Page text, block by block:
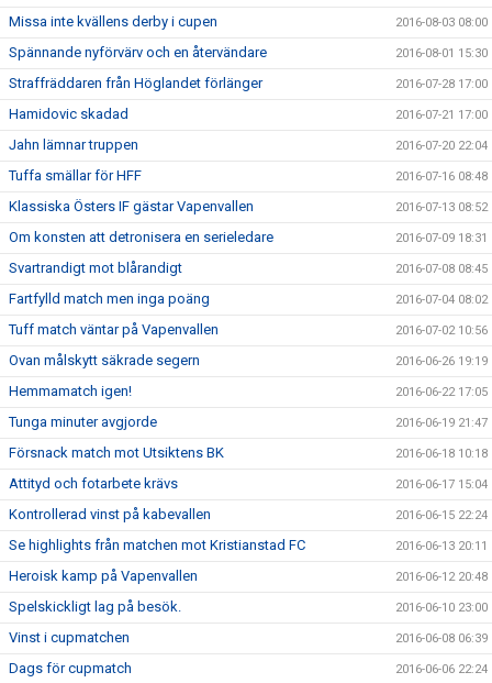
Missa inte kvällens derby i cupen 2016-08-03 08:00
Spännande nyförvärv och en återvändare 2016-08-01 15:30
Straffräddaren från Höglandet förlänger 2016-07-28 17:00
Hamidovic skadad 2016-07-21 17:00
Jahn lämnar truppen 2016-07-20 22:04
Tuffa smällar för HFF 2016-07-16 08:48
Klassiska Östers IF gästar Vapenvallen 2016-07-13 08:52
Om konsten att detronisera en serieledare 2016-07-09 18:31
Svartrandigt mot blårandigt 2016-07-08 08:45
Fartfylld match men inga poäng 2016-07-04 08:02
Tuff match väntar på Vapenvallen 2016-07-02 10:56
Ovan målskytt säkrade segern 2016-06-26 19:19
Hemmamatch igen! 2016-06-22 17:05
Tunga minuter avgjorde 2016-06-19 21:47
Försnack match mot Utsiktens BK 2016-06-18 10:18
Attityd och fotarbete krävs 2016-06-17 15:04
Kontrollerad vinst på kabevallen 2016-06-15 22:24
Se highlights från matchen mot Kristianstad FC 2016-06-13 20:11
Heroisk kamp på Vapenvallen 2016-06-12 20:48
Spelskickligt lag på besök. 2016-06-10 23:00
Vinst i cupmatchen 2016-06-08 06:39
Dags för cupmatch 2016-06-06 22:24